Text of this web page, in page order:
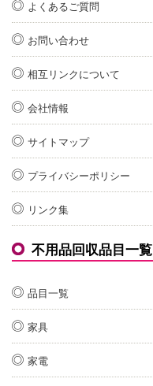
よくあるご質問
お問い合わせ
相互リンクについて
会社情報
サイトマップ
プライバシーポリシー
リンク集
不用品回収品目一覧
品目一覧
家具
家電